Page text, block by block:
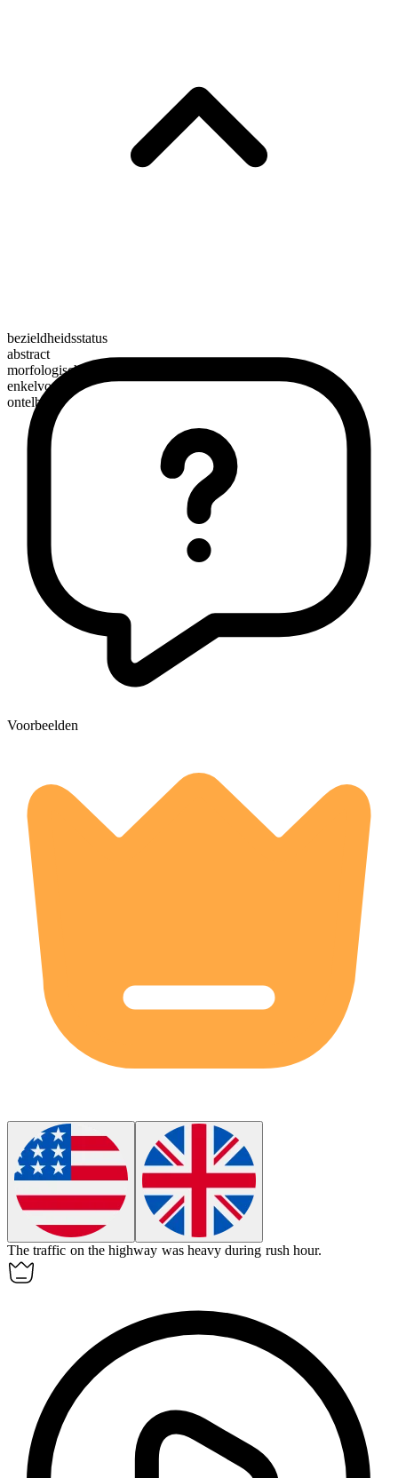
bezieldheidsstatus
abstract
morfologische samenstelling
enkelvoudig
ontelbaar
Voorbeelden
Thetraffic on the highway was heavy during rush hour.